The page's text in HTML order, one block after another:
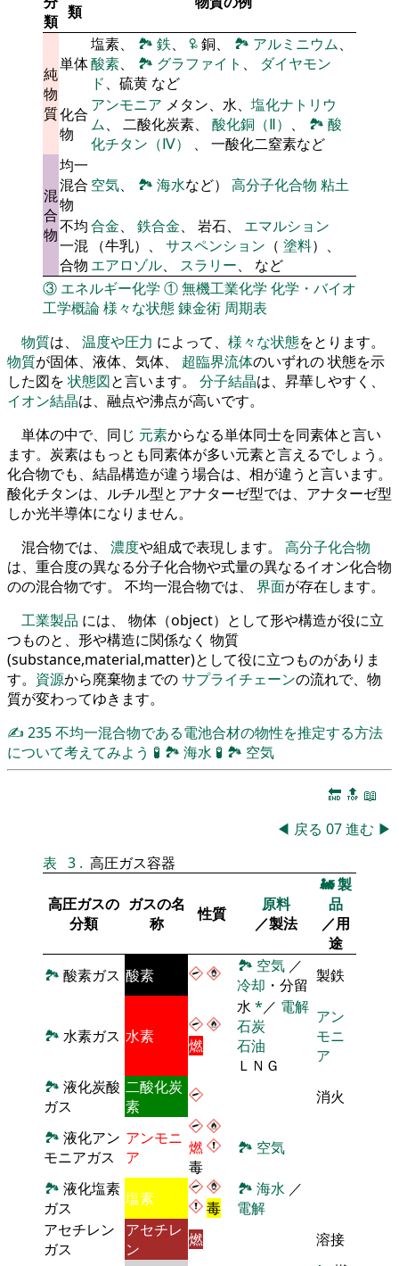
類 類
純
物
質
単体
塩素、 🏞 鉄、 🜠銅、 🏞 アルミニウム、
酸素、 🏞 グラファイト 、 ダイヤモン
ド、硫黄 など
化合
物
アンモニア メタン、水、 塩化ナトリウ
ム、 二酸化炭素、 酸化銅（Ⅱ） 、 🏞 酸
化チタン（Ⅳ） 、 一酸化二窒素など
混
合
物
均一
混合
物
空気、 🏞 海水など） 高分子化合物 粘土
不均
一混
合物
合金、 鉄合金、 岩石、 エマルション
（牛乳）、 サスペンション （ 塗料）、
エアロゾル、 スラリー、 など
③ エネルギー化学 ①無機工業化学 化学・バイオ
工学概論様々な状態錬金術 周期表
物質は、 温度や圧力 によって、 様々な状態をとります。
物質が固体、液体、気体、 超臨界流体のいずれの 状態を示
した図を 状態図と言います。 分子結晶は、昇華しやすく、
イオン結晶は、融点や沸点が高いです。
単体の中で、同じ 元素からなる単体同士を同素体と言い
ます。炭素はもっとも同素体が多い元素と言えるでしょう。
化合物でも、結晶構造が違う場合は、相が違うと言います。
酸化チタンは、ルチル型とアナターゼ型では、アナターゼ型
しか光半導体になりません。
混合物では、 濃度や組成で表現します。 高分子化合物
は、重合度の異なる分子化合物や式量の異なるイオン化合物
のの混合物です。 不均一混合物では、 界面が存在します。
工業製品 には、 物体（object）として形や構造が役に立
つものと、形や構造に関係なく 物質
(substance,material,matter)として役に立つものがありま
す。 資源から廃棄物までのサプライチェーンの流れで、物
質が変わってゆきます。
✍ 235不均一混合物である電池合材の物性を推定する方法
について考えてみよう 🧪 🏞 海水 🧪 🏞 空気
🔚 🔝 📖
◀ 戻る 07進む ▶
表 3 . 高圧ガス容器
高圧ガスの
分類
ガスの名
称
性質
原料
／製法
🚂製
品
／用
途
🏞 酸素ガス 酸素 🏞 空気 ／
冷却 ・分留 製鉄
🏞 水素ガス 水素 燃
水 *／ 電解
石炭
石油
ＬＮＧ
アン
モニ
ア
🏞 液化炭酸
ガス
二酸化炭
素
消火
🏞 液化アン
モニアガス
アンモニ
ア
燃
毒
🏞 空気
🏞 液化塩素
ガス
塩素 毒
🏞 海水 ／
電解
アセチレン
ガス
アセチレ
ン
燃 溶接